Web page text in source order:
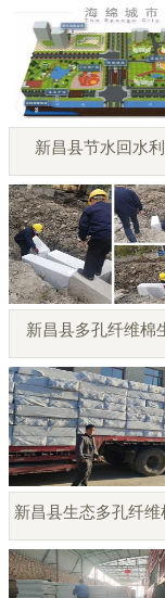
新昌县节水回水
新昌县多孔纤维棉